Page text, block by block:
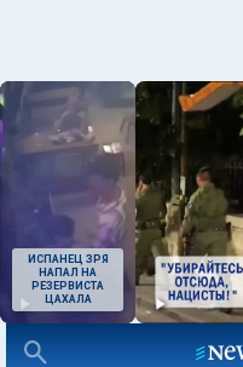
ИСПАНЕЦ ЗРЯ
НАПАЛ НА
РЕЗЕРВИСТА
ЦАХАЛА